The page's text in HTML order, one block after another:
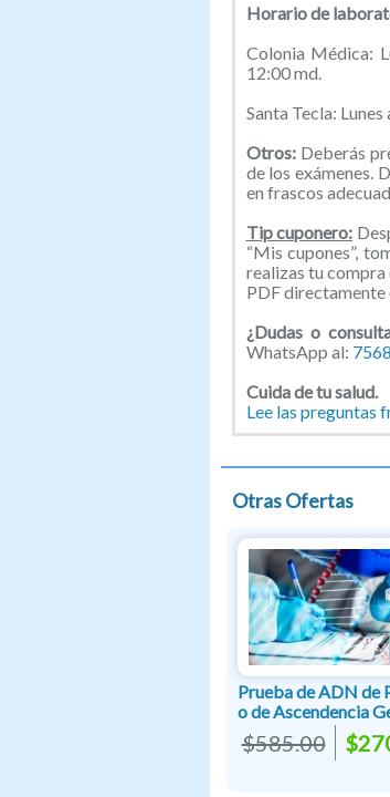
Horario de
Colonia Médica:
12:00 md.
Santa Tecla:
Otros: Deberás
de los exámenes.
en frascos
Tip cuponero:
“Mis cupones”,
realizas tu
PDF directamente
¿Dudas o
WhatsApp al:
Cuida de tu salud.
Lee las preguntas
Otras Ofertas
Prueba de ADN de
o de Ascendencia
$585.00